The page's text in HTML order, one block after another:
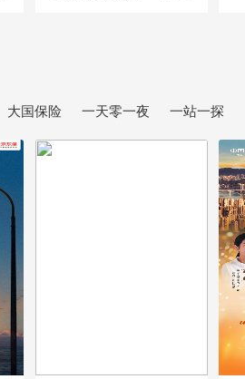
大国保险 一天零一夜 一站一探